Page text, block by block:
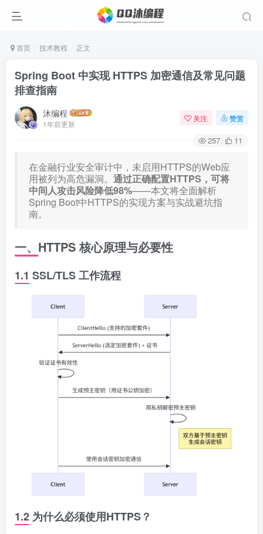
首页 技术教程 正文
Spring Boot 中实现 HTTPS 加密通信及常见问题
排查指南
沐编程
1年前更新
关注 赞赏
257 11
在金融行业安全审计中，未启用HTTPS的Web应
用被列为高危漏洞。 通过正确配置HTTPS，可将
中间人攻击风险降低98%——本文将全面解析
Spring Boot中HTTPS的实现方案与实战避坑指
南。
一、HTTPS 核心原理与必要性
1.1 SSL/TLS 工作流程
1.2 为什么必须使用HTTPS？